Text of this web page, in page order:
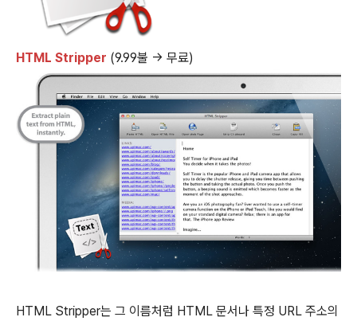
HTML Stripper (9.99불 → 무료)
HTML Stripper는 그 이름처럼 HTML 문서나 특정 URL 주소의